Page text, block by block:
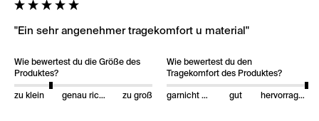
"Ein sehr angenehmer tragekomfort u material"
Wie bewertest du die Größe des
Produktes?
zu klein genau richtig zu groß
Wie bewertest du den
Tragekomfort des Produktes?
garnicht gut gut hervorragend